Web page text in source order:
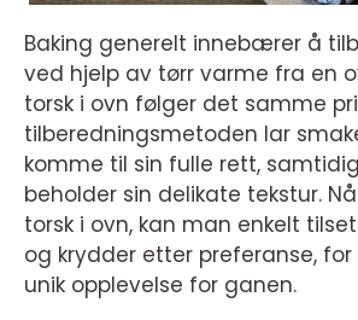
Baking generelt innebærer å
ved hjelp av tørr varme fra en
torsk i ovn følger det samme
tilberedningsmetoden lar
komme til sin fulle rett,
beholder sin delikate tekstur.
torsk i ovn, kan man enkelt
og krydder etter preferanse, for
unik opplevelse for ganen.